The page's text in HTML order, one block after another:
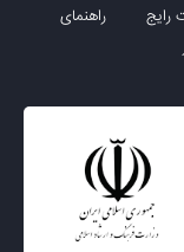
رایج
راهنمای